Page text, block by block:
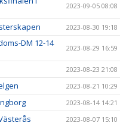
2023-09-05 08:08
2023-08-30 19:18
DM 12-14
2023-08-29 16:59
2023-08-23 21:08
2023-08-21 10:29
2023-08-14 14:21
2023-08-07 15:10